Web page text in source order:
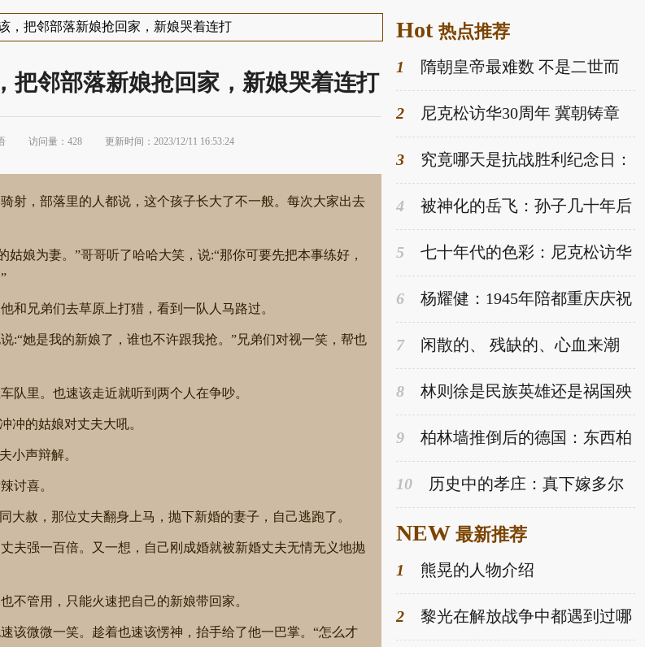
，把邻部落新娘抢回家，新娘哭着连打
把邻部落新娘抢回家，新娘哭着连打
访问量：428 更新时间：2023/12/11 16:53:24
射，部落里的人都说，这个孩子长大了不一般。每次大家出去
娘为妻。”哥哥听了哈哈大笑，说:“那你可要先把本事练好，
和兄弟们去草原上打猎，看到一队人马路过。
:“她是我的新娘了，谁也不许跟我抢。”兄弟们对视一笑，帮也
队里。也速该走近就听到两个人在争吵。
冲的姑娘对丈夫大吼。
小声辩解。
讨喜。
大赦，那位丈夫翻身上马，抛下新婚的妻子，自己逃跑了。
夫强一百倍。又一想，自己刚成婚就被新婚丈夫无情无义地抛
不管用，只能火速把自己的新娘带回家。
该微微一笑。趁着也速该愣神，抬手给了他一巴掌。“怎么才
Hot 热点推荐
1
隋朝皇帝最难数 不是二世而
亡 隋朝皇帝是“5+2”
2
尼克松访华30周年 冀朝铸章
含之朱莉倾情回顾
3
究竟哪天是抗战胜利纪念日：
8月15日还是9月3日？
4
被神化的岳飞：孙子几十年后
树碑立传的贡献
5
七十年代的色彩：尼克松访华
中国行全纪录
6
杨耀健：1945年陪都重庆庆祝
抗战胜利纪实
7
闲散的、 残缺的、心血来潮
的历史碎片系列
8
林则徐是民族英雄还是祸国殃
民的罪人？
9
柏林墙推倒后的德国：东西柏
林人几乎不通婚
10
历史中的孝庄：真下嫁多尔
衮？姐妹恩怨之真相
NEW 最新推荐
1 熊晃的人物介绍
2
黎光在解放战争中都遇到过哪
些挑战